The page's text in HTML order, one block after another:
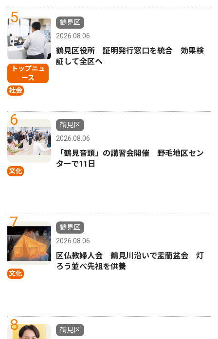
5
トップニュ
ース
社会
鶴見区
2026.08.06
鶴見区役所 証明発行窓口を統合 効果検
証して全区へ
6
文化
鶴見区
2026.08.06
「鶴見音頭」の講習会開催 野毛地区セン
ターで11日
7
文化
鶴見区
2026.08.06
区仏教婦人会 鶴見川沿いで盂蘭盆会 灯
ろう並べ先祖を供養
8
鶴見区